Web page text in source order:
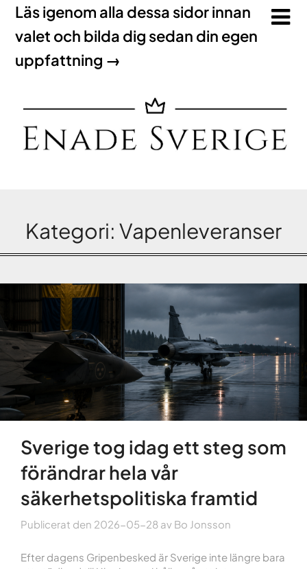
Läs igenom alla dessa sidor innan
valet och bilda dig sedan din egen
uppfattning →
Kategori: Vapenleveranser
Sverige tog idag ett steg som
förändrar hela vår
säkerhetspolitiska framtid
Publicerat den 2026-05-28 av Bo Jonsson
Efter dagens Gripenbesked är Sverige inte längre bara